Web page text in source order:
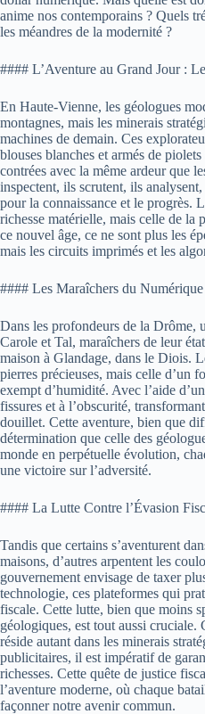
anime nos contemporains ? Quels
les méandres de la modernité ?
#### L’Aventure au Grand Jour :
En Haute-Vienne, les géologues
montagnes, mais les minerais
machines de demain. Ces
blouses blanches et armés de
contrées avec la même ardeur que
inspectent, ils scrutent, ils
pour la connaissance et le progrès.
richesse matérielle, mais celle de la
ce nouvel âge, ce ne sont plus les
mais les circuits imprimés et les
#### Les Maraîchers du
Dans les profondeurs de la Drôme,
Carole et Tal, maraîchers de leur
maison à Glandage, dans le Diois.
pierres précieuses, mais celle d’un
exempt d’humidité. Avec l’aide
fissures et à l’obscurité,
douillet. Cette aventure, bien que
détermination que celle des
monde en perpétuelle évolution,
une victoire sur l’adversité.
#### La Lutte Contre l’Évasion
Tandis que certains s’aventurent
maisons, d’autres arpentent les
gouvernement envisage de taxer
technologie, ces plateformes qui
fiscale. Cette lutte, bien que moins
géologiques, est tout aussi
réside autant dans les minerais
publicitaires, il est impératif de
richesses. Cette quête de justice
l’aventure moderne, où chaque
façonner notre avenir commun.